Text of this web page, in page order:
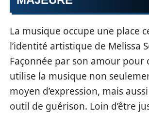
La musique occupe une place
l’identité artistique de Melissa
Façonnée par son amour pour
utilise la musique non
moyen d’expression, mais
outil de guérison. Loin d’être